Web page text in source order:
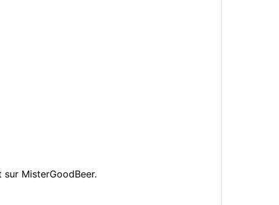
MisterGoodBeer.